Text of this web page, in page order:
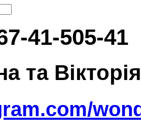
-41-505-41
Вікторія